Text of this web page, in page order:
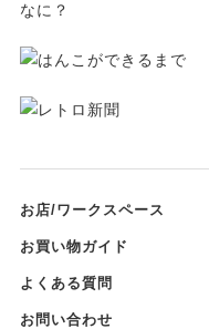
お店/ワークスペース
お買い物ガイド
よくある質問
お問い合わせ